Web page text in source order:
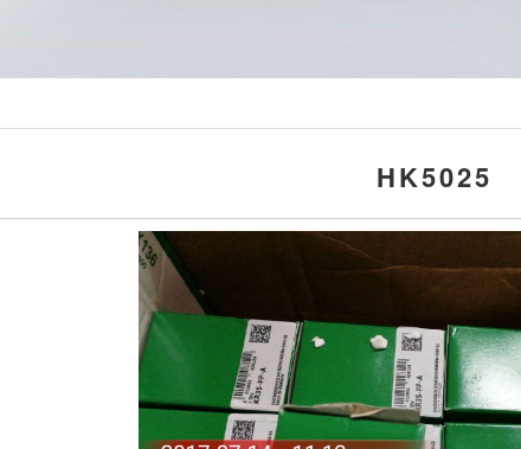
HK5025